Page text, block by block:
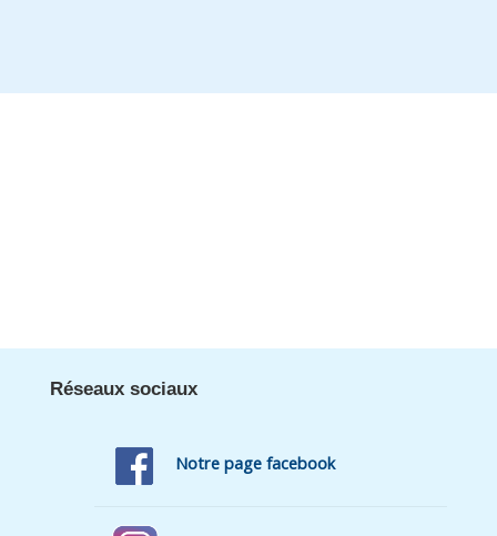
Réseaux sociaux
Notre page facebook